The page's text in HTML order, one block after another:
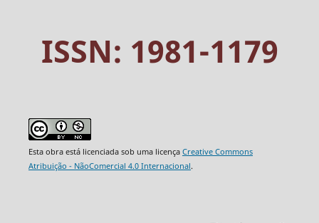
ISSN: 1981-1179
Esta obra está licenciada sob uma licença Creative Commons
Atribuição - NãoComercial 4.0 Internacional.